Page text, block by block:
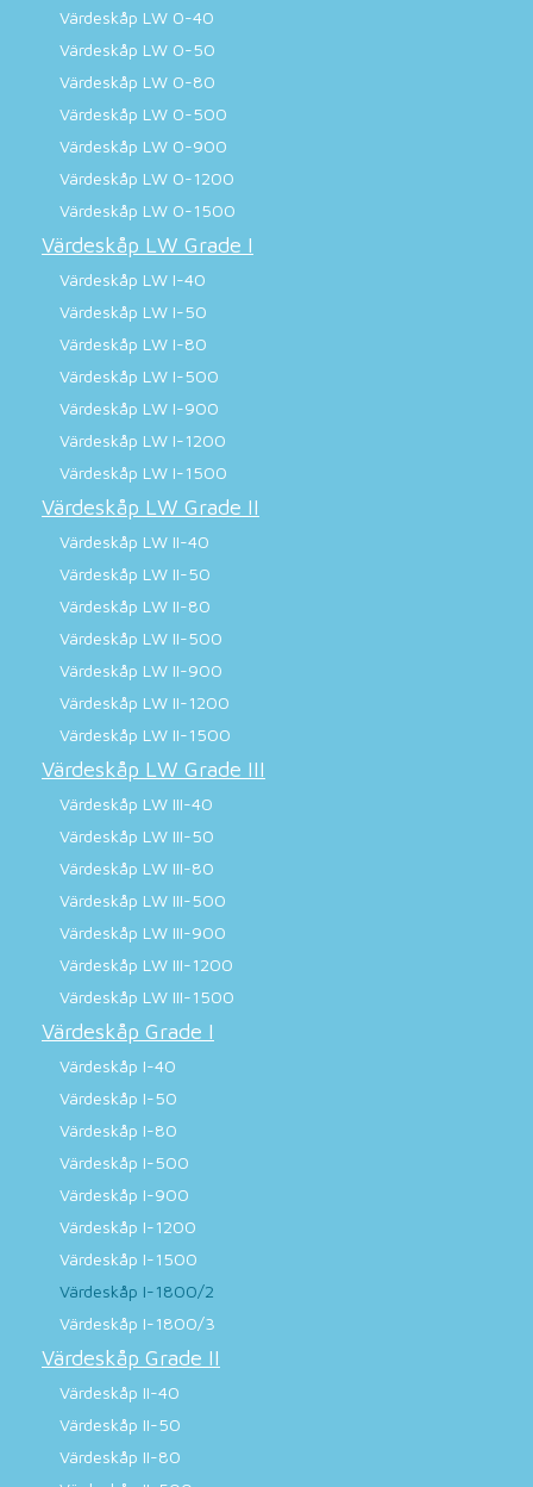
Värdeskåp LW 0-40
Värdeskåp LW 0-50
Värdeskåp LW 0-80
Värdeskåp LW 0-500
Värdeskåp LW 0-900
Värdeskåp LW 0-1200
Värdeskåp LW 0-1500
Värdeskåp LW Grade I
Värdeskåp LW I-40
Värdeskåp LW I-50
Värdeskåp LW I-80
Värdeskåp LW I-500
Värdeskåp LW I-900
Värdeskåp LW I-1200
Värdeskåp LW I-1500
Värdeskåp LW Grade II
Värdeskåp LW II-40
Värdeskåp LW II-50
Värdeskåp LW II-80
Värdeskåp LW II-500
Värdeskåp LW II-900
Värdeskåp LW II-1200
Värdeskåp LW II-1500
Värdeskåp LW Grade III
Värdeskåp LW III-40
Värdeskåp LW III-50
Värdeskåp LW III-80
Värdeskåp LW III-500
Värdeskåp LW III-900
Värdeskåp LW III-1200
Värdeskåp LW III-1500
Värdeskåp Grade I
Värdeskåp I-40
Värdeskåp I-50
Värdeskåp I-80
Värdeskåp I-500
Värdeskåp I-900
Värdeskåp I-1200
Värdeskåp I-1500
Värdeskåp I-1800/2
Värdeskåp I-1800/3
Värdeskåp Grade II
Värdeskåp II-40
Värdeskåp II-50
Värdeskåp II-80